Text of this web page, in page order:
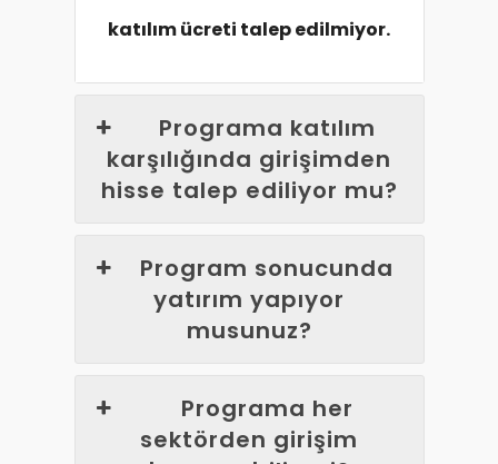
katılım ücreti talep edilmiyor.
Programa katılım
karşılığında girişimden
hisse talep ediliyor mu?
Program sonucunda
yatırım yapıyor
musunuz?
Programa her
sektörden girişim